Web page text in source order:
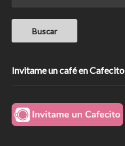
Invitame un café en Cafecito